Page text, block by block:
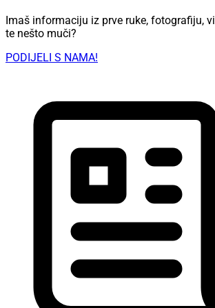
Imaš informaciju iz prve ruke, fotografiju,
te nešto muči?
PODIJELI S NAMA!